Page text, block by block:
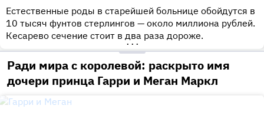
Естественные роды в старейшей больнице обойдутся в
10 тысяч фунтов стерлингов — около миллиона рублей.
Кесарево сечение стоит в два раза дороже.
•••
Ради мира с королевой: раскрыто имя
дочери принца Гарри и Меган Маркл